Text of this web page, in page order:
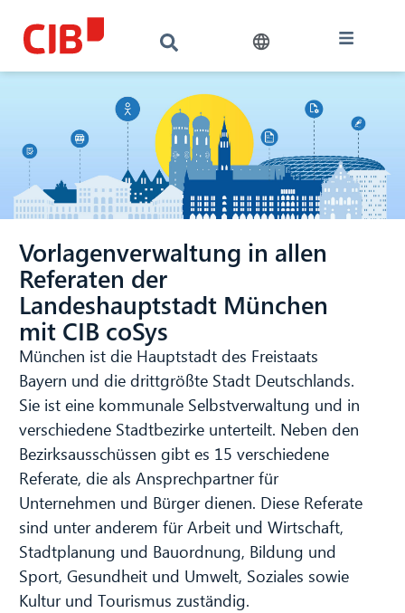
Vorlagenverwaltung in allen
Referaten der
Landeshauptstadt München
mit CIB coSys
München ist die Hauptstadt des Freistaats
Bayern und die drittgrößte Stadt Deutschlands.
Sie ist eine kommunale Selbstverwaltung und in
verschiedene Stadtbezirke unterteilt. Neben den
Bezirksausschüssen gibt es 15 verschiedene
Referate, die als Ansprechpartner für
Unternehmen und Bürger dienen. Diese Referate
sind unter anderem für Arbeit und Wirtschaft,
Stadtplanung und Bauordnung, Bildung und
Sport, Gesundheit und Umwelt, Soziales sowie
Kultur und Tourismus zuständig.